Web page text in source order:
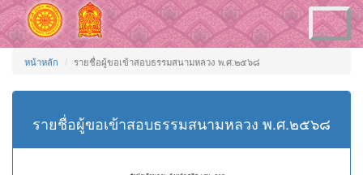
Toggle
navigation
หน้าหลัก รายชื่อผู้ขอเข้าสอบธรรมสนามหลวง พ.ศ.๒๕๖๘
รายชื่อผู้ขอเข้าสอบธรรมสนามหลวง พ.ศ.๒๕๖๘